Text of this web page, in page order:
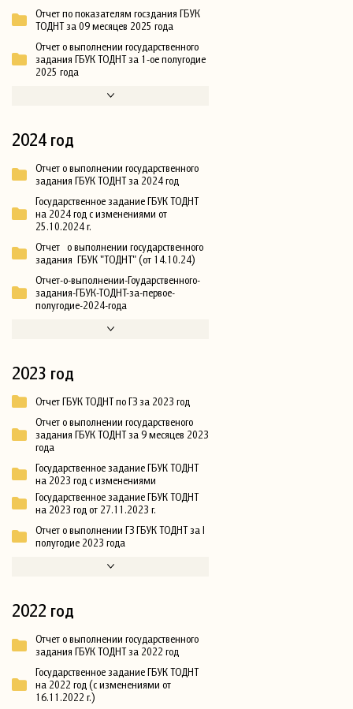
Отчет по показателям госздания ГБУК
ТОДНТ за 09 месяцев 2025 года
Отчет о выполнении государственного
задания ГБУК ТОДНТ за 1-ое полугодие
2025 года
2024 год
Отчет о выполнении государственного
задания ГБУК ТОДНТ за 2024 год
Государственное задание ГБУК ТОДНТ
на 2024 год с изменениями от
25.10.2024 г.
Отчет о выполнении государственного
задания ГБУК "ТОДНТ" (от 14.10.24)
Отчет-о-выполнении-Гоударственного-
задания-ГБУК-ТОДНТ-за-первое-
полугодие-2024-года
2023 год
Отчет ГБУК ТОДНТ по ГЗ за 2023 год
Отчет о выполнении государственого
задания ГБУК ТОДНТ за 9 месяцев 2023
года
Государственное задание ГБУК ТОДНТ
на 2023 год с изменениями
Государственное задание ГБУК ТОДНТ
на 2023 год от 27.11.2023 г.
Отчет о выполнении ГЗ ГБУК ТОДНТ за I
полугодие 2023 года
2022 год
Отчет о выполнении государственного
задания ГБУК ТОДНТ за 2022 год
Государственное задание ГБУК ТОДНТ
на 2022 год (с изменениями от
16.11.2022 г.)